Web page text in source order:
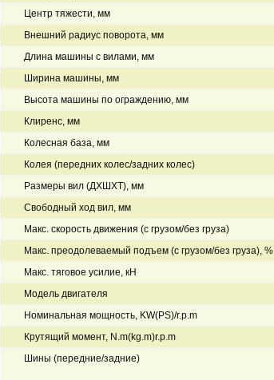
Центр тяжести, мм
Внешний радиус поворота, мм
Длина машины с вилами, мм
Ширина машины, мм
Высота машины по ограждению, мм
Клиренс, мм
Колесная база, мм
Колея (передних колес/задних колес)
Размеры вил (ДXШXТ), мм
Свободный ход вил, мм
Макс. скорость движения (с грузом/без груза)
Макс. преодолеваемый подъем (с грузом/без груза), %
Макс. тяговое усилие, кН
Модель двигателя
Номинальная мощность, KW(PS)/r.p.m
Крутящий момент, N.m(kg.m)r.p.m
Шины (передние/задние)